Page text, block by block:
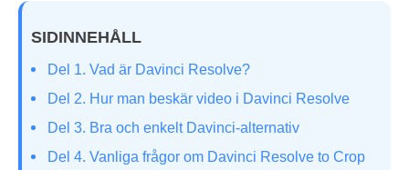
SIDINNEHÅLL
Del 1. Vad är Davinci Resolve?
Del 2. Hur man beskär video i Davinci Resolve
Del 3. Bra och enkelt Davinci-alternativ
Del 4. Vanliga frågor om Davinci Resolve to Crop